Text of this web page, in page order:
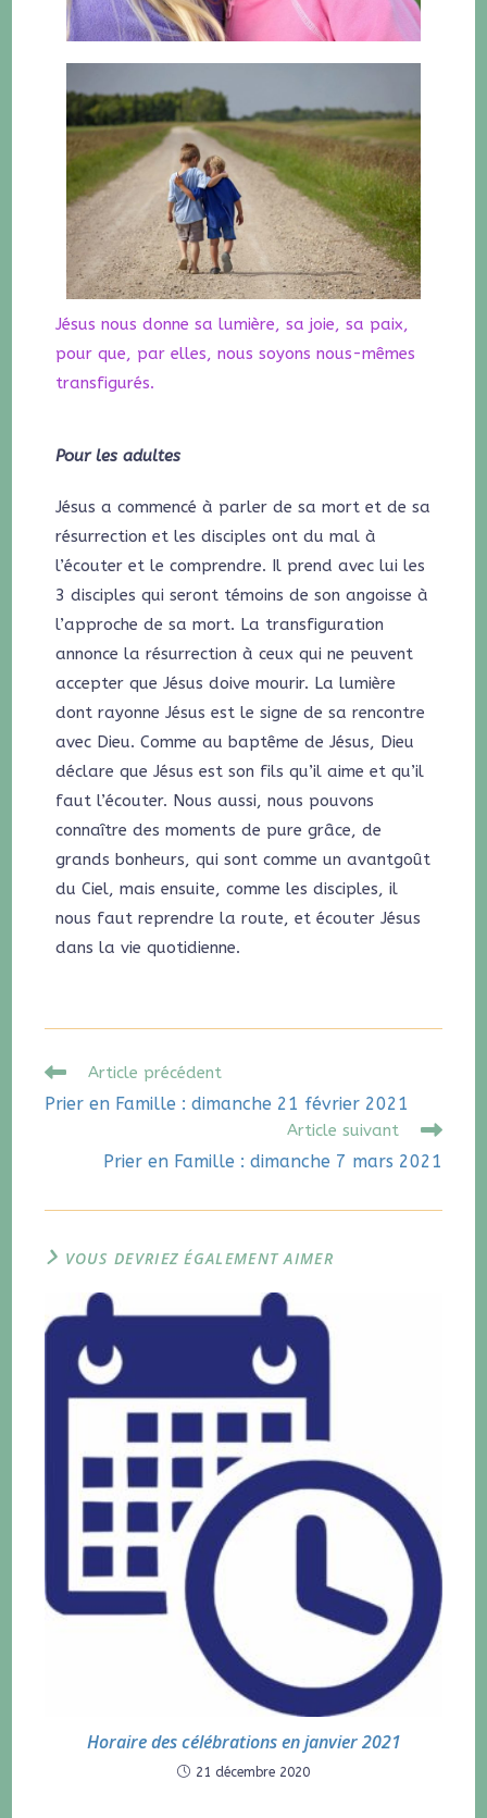
Jésus nous donne sa lumière, sa joie, sa paix,
pour que, par elles, nous soyons nous-mêmes
transfigurés.
Pour les adultes
Jésus a commencé à parler de sa mort et de sa
résurrection et les disciples ont du mal à
l’écouter et le comprendre. Il prend avec lui les
3 disciples qui seront témoins de son angoisse à
l’approche de sa mort. La transfiguration
annonce la résurrection à ceux qui ne peuvent
accepter que Jésus doive mourir. La lumière
dont rayonne Jésus est le signe de sa rencontre
avec Dieu. Comme au baptême de Jésus, Dieu
déclare que Jésus est son fils qu’il aime et qu’il
faut l’écouter. Nous aussi, nous pouvons
connaître des moments de pure grâce, de
grands bonheurs, qui sont comme un avantgoût
du Ciel, mais ensuite, comme les disciples, il
nous faut reprendre la route, et écouter Jésus
dans la vie quotidienne.
Article précédent
Prier en Famille : dimanche 21 février 2021
Article suivant
Prier en Famille : dimanche 7 mars 2021
VOUS DEVRIEZ ÉGALEMENT AIMER
Horaire des célébrations en janvier 2021
21 décembre 2020